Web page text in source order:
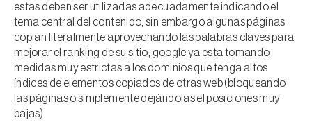
estas deben ser utilizadas adecuadamente indicando el
tema central del contenido, sin embargo algunas páginas
copian literalmente aprovechando las palabras claves para
mejorar el ranking de su sitio, google ya esta tomando
medidas muy estrictas a los dominios que tenga altos
índices de elementos copiados de otras web (bloqueando
las páginas o simplemente dejándolas el posiciones muy
bajas).